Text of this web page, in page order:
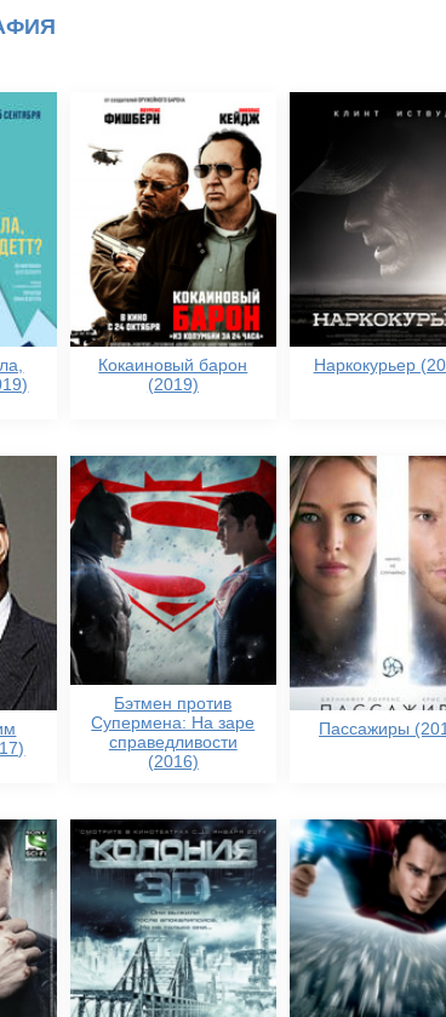
Кокаиновый барон
(2019)
Наркокурьер
Бэтмен против
Супермена: На заре
справедливости
(2016)
Пассажиры